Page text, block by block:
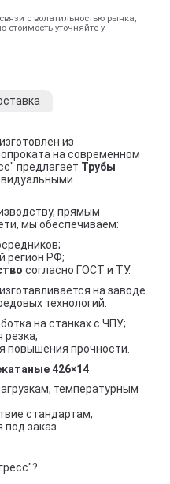
с волатильностью рынка,
стоимость уточняйте у
из
на современном
предлагает Трубы
прямым
мы обеспечиваем:
регион РФ;
согласно ГОСТ и ТУ.
на заводе
технологий:
на станках с ЧПУ;
резка;
повышения прочности.
426×14
температурным
стандартам;
заказ.